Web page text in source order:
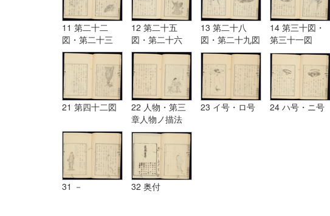
11 第二十二
図・第二十三
図・第二十四図
12 第二十五
図・第二十六
図・第二十七図
13 第二十八
図・第二十九図
14 第三十図・
第三十一図
21 第四十二図
22 人物・第三
章人物ノ描法
23 イ号・ロ号 24 ハ号・ニ号
31 － 32 奥付